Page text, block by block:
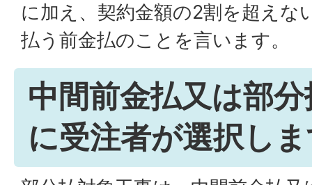
に加え、契約金額の2割を超えな
払う前金払のことを言います。
中間前金払又は部
に受注者が選択し